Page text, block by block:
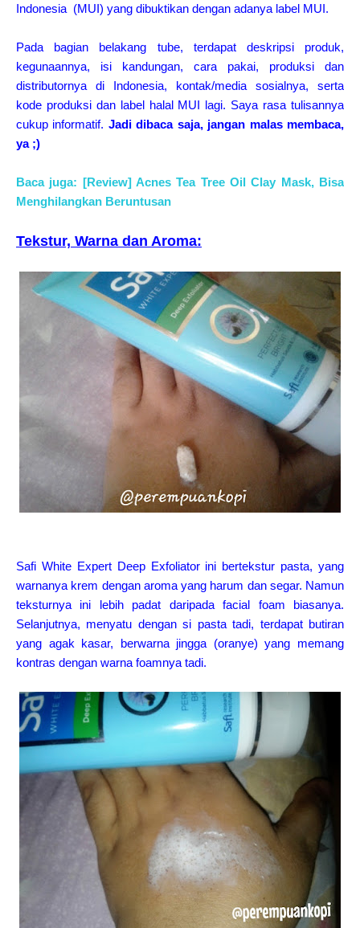
Indonesia (MUI) yang dibuktikan dengan adanya label MUI.
Pada bagian belakang tube, terdapat deskripsi produk,
kegunaannya, isi kandungan, cara pakai, produksi dan
distributornya di Indonesia, kontak/media sosialnya, serta
kode produksi dan label halal MUI lagi. Saya rasa tulisannya
cukup informatif. Jadi dibaca saja, jangan malas membaca,
ya ;)
Baca juga: [Review] Acnes Tea Tree Oil Clay Mask, Bisa
Menghilangkan Beruntusan
Tekstur, Warna dan Aroma:
Safi White Expert Deep Exfoliator ini bertekstur pasta, yang
warnanya krem dengan aroma yang harum dan segar. Namun
teksturnya ini lebih padat daripada facial foam biasanya.
Selanjutnya, menyatu dengan si pasta tadi, terdapat butiran
yang agak kasar, berwarna jingga (oranye) yang memang
kontras dengan warna foamnya tadi.